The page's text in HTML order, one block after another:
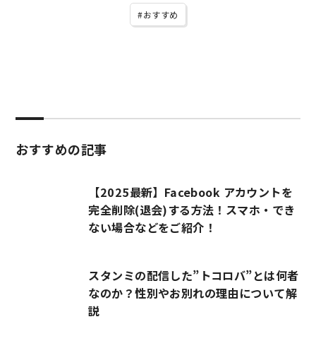
おすすめ
おすすめの記事
【2025最新】Facebook アカウントを
完全削除(退会)する方法！スマホ・でき
ない場合などをご紹介！
スタンミの配信した”トコロバ”とは何者
なのか？性別やお別れの理由について解
説